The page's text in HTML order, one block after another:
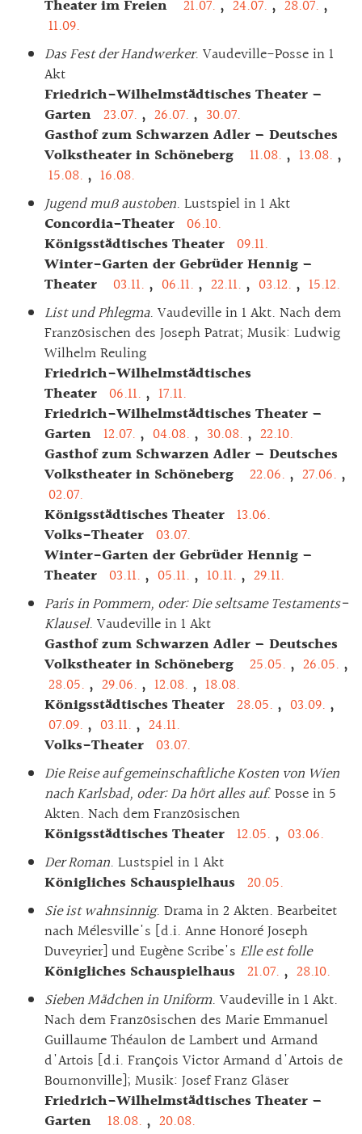
Theater im Freien
21.07. , 24.07. , 28.07. ,
11.09.
Das Fest der Handwerker. Vaudeville-Posse in 1
Akt
Friedrich-Wilhelmstädtisches Theater –
Garten 23.07. , 26.07. , 30.07.
Gasthof zum Schwarzen Adler – Deutsches
Volkstheater in Schöneberg
11.08. , 13.08. ,
15.08. , 16.08.
Jugend muß austoben. Lustspiel in 1 Akt
Concordia-Theater 06.10.
Königsstädtisches Theater 09.11.
Winter-Garten der Gebrüder Hennig –
Theater
03.11. , 06.11. , 22.11. , 03.12. , 15.12.
List und Phlegma. Vaudeville in 1 Akt. Nach dem
Französischen des Joseph Patrat; Musik: Ludwig
Wilhelm Reuling
Friedrich-Wilhelmstädtisches
Theater 06.11. , 17.11.
Friedrich-Wilhelmstädtisches Theater –
Garten 12.07. , 04.08. , 30.08. , 22.10.
Gasthof zum Schwarzen Adler – Deutsches
Volkstheater in Schöneberg
22.06. , 27.06. ,
02.07.
Königsstädtisches Theater 13.06.
Volks-Theater 03.07.
Winter-Garten der Gebrüder Hennig –
Theater 03.11. , 05.11. , 10.11. , 29.11.
Paris in Pommern, oder: Die seltsame Testaments-
Klausel. Vaudeville in 1 Akt
Gasthof zum Schwarzen Adler – Deutsches
Volkstheater in Schöneberg
25.05. , 26.05. ,
28.05. , 29.06. , 12.08. , 18.08.
Königsstädtisches Theater 28.05. , 03.09. ,
07.09. , 03.11. , 24.11.
Volks-Theater 03.07.
Die Reise auf gemeinschaftliche Kosten von Wien
nach Karlsbad, oder: Da hört alles auf. Posse in 5
Akten. Nach dem Französischen
Königsstädtisches Theater 12.05. , 03.06.
Der Roman. Lustspiel in 1 Akt
Königliches Schauspielhaus 20.05.
Sie ist wahnsinnig. Drama in 2 Akten. Bearbeitet
nach Mélesville's [d.i. Anne Honoré Joseph
Duveyrier] und Eugène Scribe's Elle est folle
Königliches Schauspielhaus 21.07. , 28.10.
Sieben Mädchen in Uniform. Vaudeville in 1 Akt.
Nach dem Französischen des Marie Emmanuel
Guillaume Théaulon de Lambert und Armand
d'Artois [d.i. François Victor Armand d'Artois de
Bournonville]; Musik: Josef Franz Gläser
Friedrich-Wilhelmstädtisches Theater –
Garten
18.08. , 20.08.